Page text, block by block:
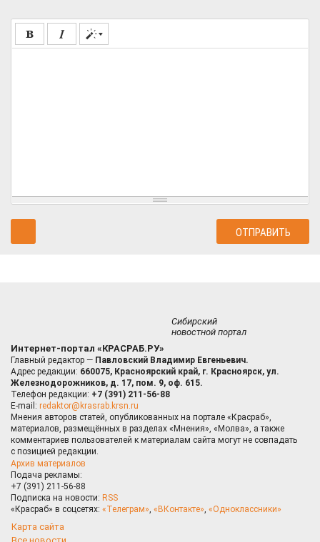
Сибирский
новостной портал
Интернет-портал «КРАСРАБ.РУ»
Главный редактор — Павловский Владимир Евгеньевич.
Адрес редакции: 660075, Красноярский край, г. Красноярск, ул.
Железнодорожников, д. 17, пом. 9, оф. 615.
Телефон редакции: +7 (391) 211-56-88
E-mail: redaktor@krasrab.krsn.ru
Мнения авторов статей, опубликованных на портале «Красраб»,
материалов, размещённых в разделах «Мнения», «Молва», а также
комментариев пользователей к материалам сайта могут не совпадать
с позицией редакции.
Архив материалов
Подача рекламы:
+7 (391) 211-56-88
Подписка на новости: RSS
«Красраб» в соцсетях: «Телеграм», «ВКонтакте», «Одноклассники»
Карта сайта